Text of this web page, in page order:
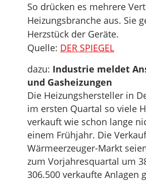
So drücken es mehrere
Heizungsbranche aus. Sie
Herzstück der Geräte.
Quelle: DER SPIEGEL
dazu: Industrie meldet
und Gasheizungen
Die Heizungshersteller in
im ersten Quartal so viele
verkauft wie schon lange
einem Frühjahr. Die
Wärmeerzeuger-Markt
zum Vorjahresquartal um
306.500 verkaufte Anlagen